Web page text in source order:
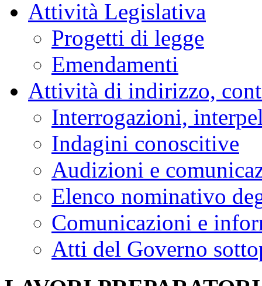
Attività Legislativa
Progetti di legge
Emendamenti
Attività di indirizzo,
Interrogazioni,
Indagini conoscitive
Audizioni e
Elenco nominativo
Comunicazioni e
Atti del Governo